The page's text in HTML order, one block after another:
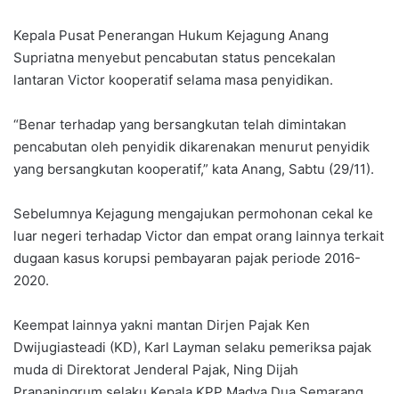
Kepala Pusat Penerangan Hukum Kejagung Anang
Supriatna menyebut pencabutan status pencekalan
lantaran Victor kooperatif selama masa penyidikan.
“Benar terhadap yang bersangkutan telah dimintakan
pencabutan oleh penyidik dikarenakan menurut penyidik
yang bersangkutan kooperatif,” kata Anang, Sabtu (29/11).
Sebelumnya Kejagung mengajukan permohonan cekal ke
luar negeri terhadap Victor dan empat orang lainnya terkait
dugaan kasus korupsi pembayaran pajak periode 2016-
2020.
Keempat lainnya yakni mantan Dirjen Pajak Ken
Dwijugiasteadi (KD), Karl Layman selaku pemeriksa pajak
muda di Direktorat Jenderal Pajak, Ning Dijah